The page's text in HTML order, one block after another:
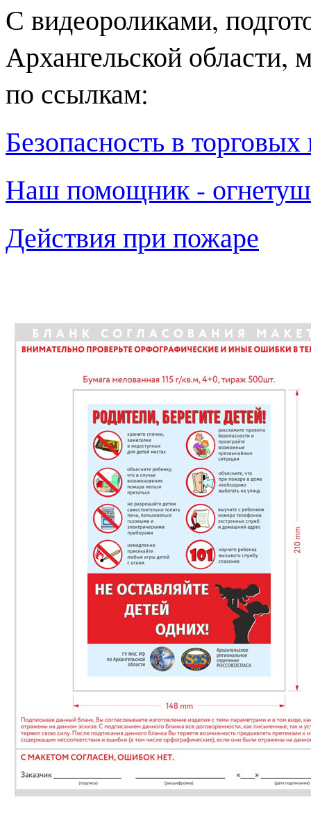
С видеороликами,
Архангельской области,
по ссылкам:
Безопасность в торговых
Наш помощник -
Действия при пожаре